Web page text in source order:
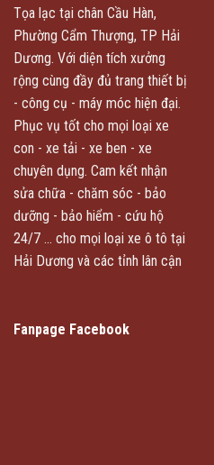
Tọa lạc tại chân Cầu Hàn,
Phường Cẩm Thượng, TP Hải
Dương. Với diện tích xưởng
rộng cùng đầy đủ trang thiết bị
- công cụ - máy móc hiện đại.
Phục vụ tốt cho mọi loại xe
con - xe tải - xe ben - xe
chuyên dụng. Cam kết nhận
sửa chữa - chăm sóc - bảo
dưỡng - bảo hiểm - cứu hộ
24/7 ... cho mọi loại xe ô tô tại
Hải Dương và các tỉnh lân cận
Fanpage Facebook